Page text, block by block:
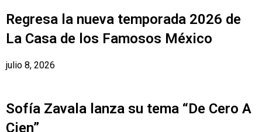
Regresa la nueva temporada 2026 de
La Casa de los Famosos México
julio 8, 2026
Sofía Zavala lanza su tema “De Cero A
Cien”